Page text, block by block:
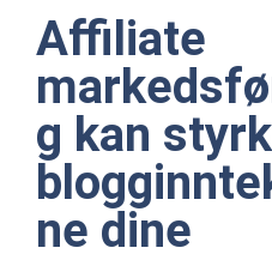
Affiliate
g kan
ne dine